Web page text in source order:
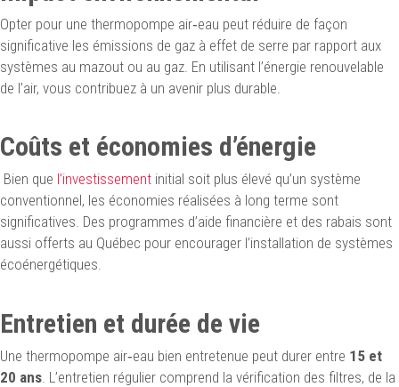
Opter pour une thermopompe air‑eau peut réduire de façon
significative les émissions de gaz à effet de serre par rapport aux
systèmes au mazout ou au gaz. En utilisant l’énergie renouvelable
de l’air, vous contribuez à un avenir plus durable.
Coûts et économies d’énergie
Bien que l’investissement initial soit plus élevé qu’un système
conventionnel, les économies réalisées à long terme sont
significatives. Des programmes d’aide financière et des rabais sont
aussi offerts au Québec pour encourager l’installation de systèmes
écoénergétiques.
Entretien et durée de vie
Une thermopompe air‑eau bien entretenue peut durer entre 15 et
20 ans . L’entretien régulier comprend la vérification des filtres, de la